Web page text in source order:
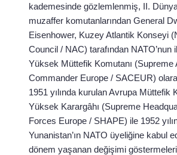
kademesinde gözlemlenmiş, II. Dünya
muzaffer komutanlarından General
Eisenhower, Kuzey Atlantik Konseyi
Council / NAC) tarafından NATO’nun
Yüksek Müttefik Komutanı (Supreme
Commander Europe / SACEUR)
1951 yılında kurulan Avrupa Müttefik
Yüksek Karargâhı (Supreme
Forces Europe / SHAPE) ile 1952
Yunanistan’ın NATO üyeliğine kabul
dönem yaşanan değişimi göstermeleri